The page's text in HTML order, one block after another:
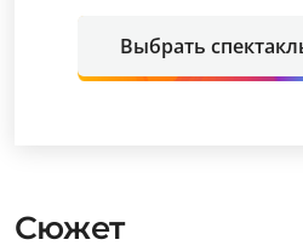
Выбрать
Сюжет